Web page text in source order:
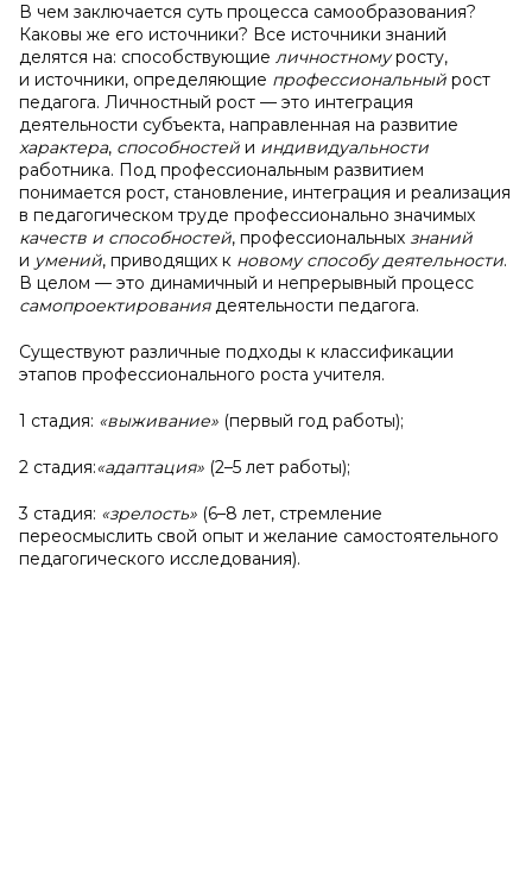
В чем заключается суть процесса самообразования?
Каковы же его источники? Все источники знаний
делятся на: способствующие личностномуросту,
и источники, определяющие профессиональный рост
педагога. Личностный рост — это интеграция
деятельности субъекта, направленная на развитие
характера, способностей и индивидуальности
работника. Под профессиональным развитием
понимается рост, становление, интеграция и реализация
в педагогическом труде профессионально значимых
качеств и способностей, профессиональных знаний
и умений, приводящих к новому способу деятельности.
В целом — это динамичный и непрерывный процесс
самопроектированиядеятельности педагога.
Существуют различные подходы к классификации
этапов профессионального роста учителя.
1 стадия: «выживание» (первый год работы);
2 стадия:«адаптация» (2–5 лет работы);
3 стадия: «зрелость» (6–8 лет, стремление
переосмыслить свой опыт и желание самостоятельного
педагогического исследования).